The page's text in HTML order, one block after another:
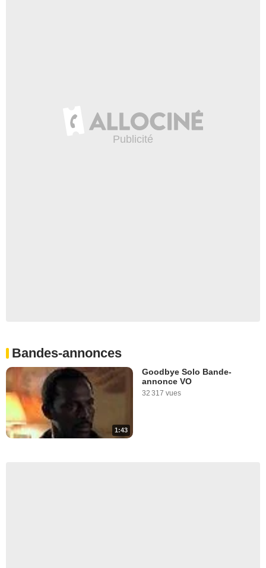
Bandes-annonces
1:43
Goodbye Solo Bande-
annonce VO
32 317 vues